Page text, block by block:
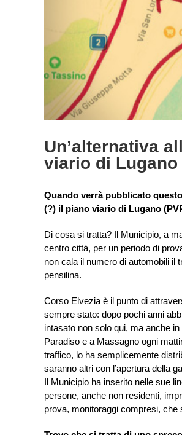
Un’alternativa
viario di Lugano
Quando verrà pubblicato
(?) il piano viario di Lugano
Di cosa si tratta? Il Municipio, a
centro città, per un periodo di
non cala il numero di automobili il
pensilina.
Corso Elvezia è il punto di
sempre stato: dopo pochi anni
intasato non solo qui, ma anche
Paradiso e a Massagno ogni
traffico, lo ha semplicemente
saranno altri con l’apertura della
Il Municipio ha inserito nelle sue
persone, anche non residenti,
prova, monitoraggi compresi, che